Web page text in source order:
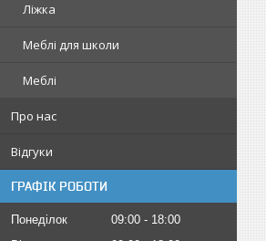
Ліжка
Меблі для школи
Меблі
Про нас
Відгуки
ГРАФІК РОБОТИ
Понеділок 09:00
18:00